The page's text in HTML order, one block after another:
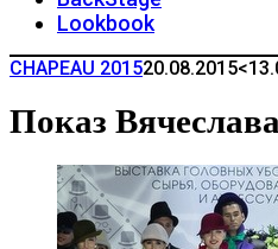
Lookbook
CHAPEAU 201520.08.2015
Показ